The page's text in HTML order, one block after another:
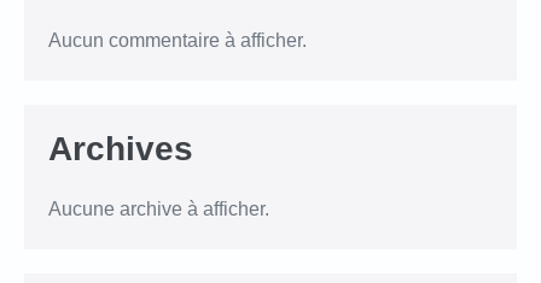
Aucun commentaire à afficher.
Archives
Aucune archive à afficher.